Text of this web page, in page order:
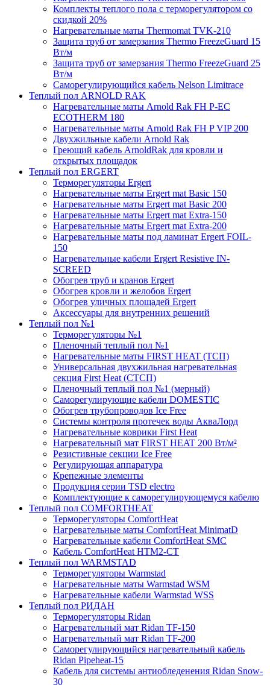
Комплекты теплого пола с терморегулятором со
скидкой 20%
Нагревательные маты Thermomat TVK-210
Защита труб от замерзания Thermo FreezeGuard 15
Вт/м
Защита труб от замерзания Thermo FreezeGuard 25
Вт/м
Саморегулирующийся кабель Nelson Limitrace
Теплый пол ARNOLD RAK
Нагревательные маты Arnold Rak FH P-EC
ECOTHERM 180
Нагревательные маты Arnold Rak FH P VIP 200
Двухжильные кабели Arnold Rak
Греющий кабель ArnoldRak для кровли и
открытых площадок
Теплый пол ERGERT
Терморегуляторы Ergert
Нагревательные маты Ergert mat Basic 150
Нагревательные маты Ergert mat Basic 200
Нагревательные маты Ergert mat Extra-150
Нагревательные маты Ergert mat Extra-200
Нагревательные маты под ламинат Ergert FOIL-
150
Нагревательные кабели Ergert Resistive IN-
SCREED
Обогрев труб и кранов Ergert
Обогрев кровли и желобов Ergert
Обогрев уличных площадей Ergert
Аксессуары для внутренних решений
Теплый пол №1
Терморегуляторы №1
Пленочный теплый пол №1
Нагревательные маты FIRST HEAT (ТСП)
Универсальная двухжильная нагревательная
секция First Heat (СТСП)
Пленочный теплый пол №1 (мерный)
Саморегулирующие кабели DOMESTIC
Обогрев трубопроводов Ice Free
Системы контроля протечек воды АкваЛорд
Нагревательные коврики First Heat
Нагревательный мат FIRST HEAT 200 Вт/м²
Резистивные секции Ice Free
Регулирующая аппаратура
Крепежные элементы
Продукция серии TSD electro
Комплектующие к саморегулирующемуся кабелю
Теплый пол COMFORTHEAT
Терморегуляторы ComfortHeat
Нагревательные маты ComfortHeat MinimatD
Нагревательные кабели ComfortHeat SMC
Кабель ComfortHeat HTM2-CT
Теплый пол WARMSTAD
Терморегуляторы Warmstad
Нагревательные маты Warmstad WSM
Нагревательные кабели Warmstad WSS
Теплый пол РИДАН
Терморегуляторы Ridan
Нагревательный мат Ridan TF-150
Нагревательный мат Ridan TF-200
Саморегулирующийся нагревательный кабель
Ridan Pipeheat-15
Кабель для системы антиобледенения Ridan Snow-
30